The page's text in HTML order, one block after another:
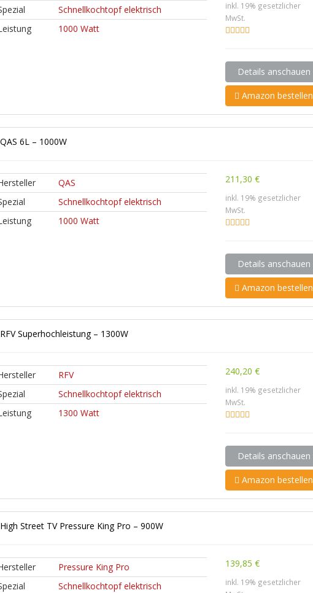
inkl. 19% gesetzlicher
MwSt.
Details anschauen
Amazon bestellen
Schnellkochtopf elektrisch
1000 Watt
6L – 1000W
211,30 €
inkl. 19% gesetzlicher
MwSt.
Details anschauen
Amazon bestellen
QAS
Schnellkochtopf elektrisch
1000 Watt
Superhochleistung – 1300W
240,20 €
inkl. 19% gesetzlicher
MwSt.
Details anschauen
Amazon bestellen
RFV
Schnellkochtopf elektrisch
1300 Watt
Street TV Pressure King Pro – 900W
139,85 €
inkl. 19% gesetzlicher
Pressure King Pro
Schnellkochtopf elektrisch